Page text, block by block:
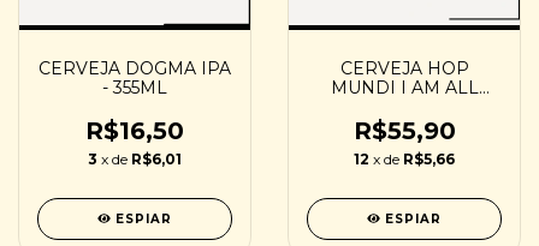
CERVEJA DOGMA IPA
- 355ML
R$16,50
3 x de R$6,01
ESPIAR
CERVEJA HOP
MUNDI I AM ALL
R$55,90
12 x de R$5,66
ESPIAR